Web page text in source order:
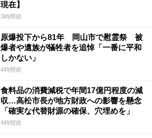
現在】
3時間前
原爆投下から81年 岡山市で慰霊祭 被
爆者や遺族が犠牲者を追悼「一番に平和
しかない」
4時間前
食料品の消費減税で年間17億円程度の減
収…高松市長が地方財政への影響を懸念
「確実な代替財源の確保、穴埋めを」
4時間前